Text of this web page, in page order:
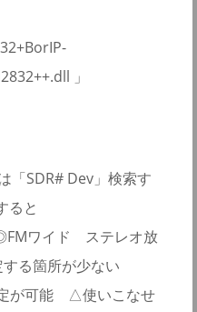
」
「SDR# Dev」検索す
ると
ワイド ステレオ放
る箇所が少ない
が可能 △使いこなせ